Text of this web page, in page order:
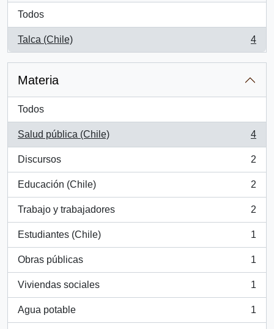
Todos
Talca (Chile)
, 4 resultados
4
Materia
Todos
Salud pública (Chile)
, 4 resultados
4
Discursos
, 2 resultados
2
Educación (Chile)
, 2 resultados
2
Trabajo y trabajadores
, 2 resultados
2
Estudiantes (Chile)
, 1 resultados
1
Obras públicas
, 1 resultados
1
Viviendas sociales
, 1 resultados
1
Agua potable
, 1 resultados
1